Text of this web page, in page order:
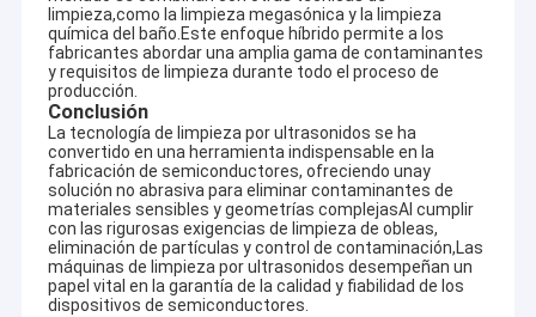
limpieza,como la limpieza megasónica y la limpieza
química del baño.Este enfoque híbrido permite a los
fabricantes abordar una amplia gama de contaminantes
y requisitos de limpieza durante todo el proceso de
producción.
Conclusión
La tecnología de limpieza por ultrasonidos se ha
convertido en una herramienta indispensable en la
fabricación de semiconductores, ofreciendo unay
solución no abrasiva para eliminar contaminantes de
materiales sensibles y geometrías complejasAl cumplir
con las rigurosas exigencias de limpieza de obleas,
eliminación de partículas y control de contaminación,Las
máquinas de limpieza por ultrasonidos desempeñan un
papel vital en la garantía de la calidad y fiabilidad de los
dispositivos de semiconductores.